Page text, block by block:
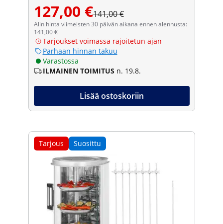
127,00 €141,00 €
Alin hinta viimeisten 30 päivän aikana ennen alennusta:
141,00 €
Tarjoukset voimassa rajoitetun ajan
Parhaan hinnan takuu
Varastossa
ILMAINEN TOIMITUS n. 19.8.
Lisää ostoskoriin
Tarjous Suosittu